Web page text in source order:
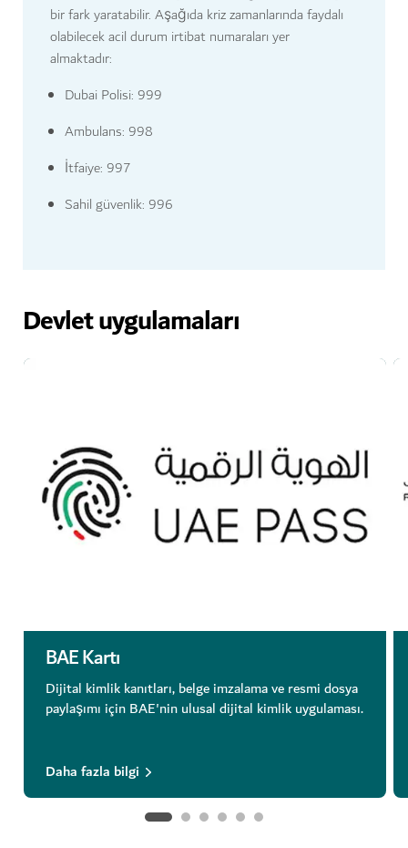
bir fark yaratabilir. Aşağıda kriz zamanlarında faydalı
olabilecek acil durum irtibat numaraları yer
almaktadır:
Dubai Polisi: 999
Ambulans: 998
İtfaiye: 997
Sahil güvenlik: 996
Devlet uygulamaları
BAE Kartı
Dijital kimlik kanıtları, belge imzalama ve resmi dosya
paylaşımı için BAE'nin ulusal dijital kimlik uygulaması.
Daha fazla bilgi